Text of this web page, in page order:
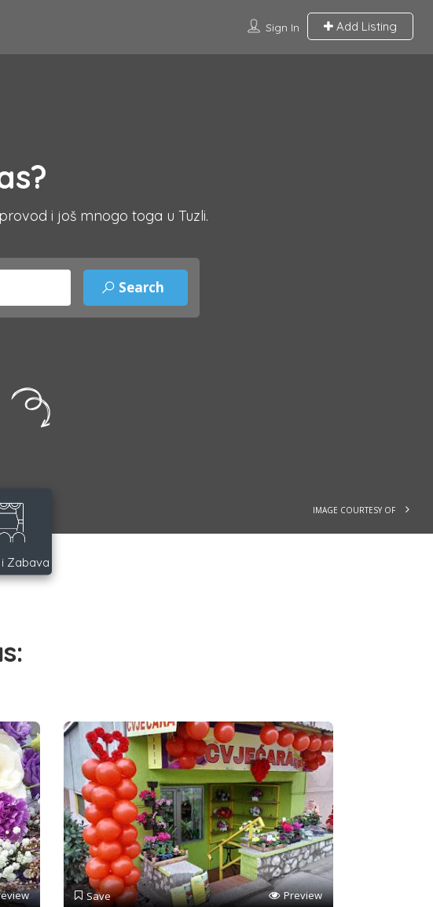
Sign In Add Listing
IMAGE COURTESY OF
i još mnogo toga u Tuzli.
Zabava
Save Preview